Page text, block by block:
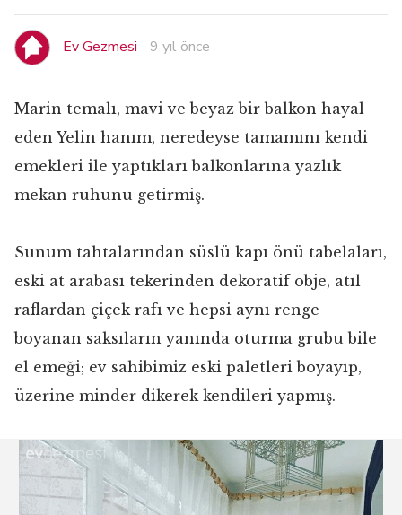
Ev Gezmesi 9 yıl önce
Marin temalı, mavi ve beyaz bir balkon hayal
eden Yelin hanım, neredeyse tamamını kendi
emekleri ile yaptıkları balkonlarına yazlık
mekan ruhunu getirmiş.
Sunum tahtalarından süslü kapı önü tabelaları,
eski at arabası tekerinden dekoratif obje, atıl
raflardan çiçek rafı ve hepsi aynı renge
boyanan saksıların yanında oturma grubu bile
el emeği; ev sahibimiz eski paletleri boyayıp,
üzerine minder dikerek kendileri yapmış.